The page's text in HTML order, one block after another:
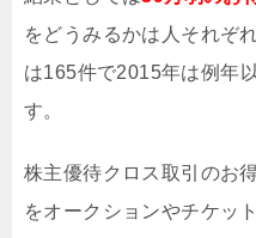
をどうみるかは人それぞ
は165件で2015年は例年
す。
株主優待クロス取引のお
をオークションやチケッ